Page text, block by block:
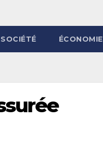
SOCIÉTÉ ÉCONOMIE